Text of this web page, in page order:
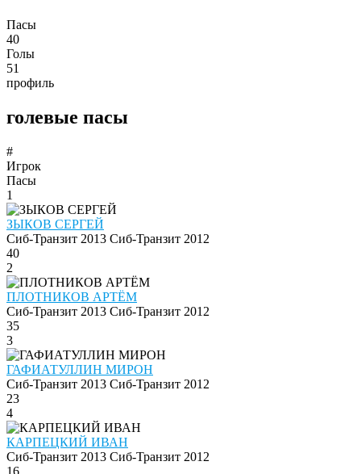
Пасы
40
Голы
51
профиль
голевые пасы
#
Игрок
Пасы
1
ЗЫКОВ СЕРГЕЙ
Сиб-Транзит 2013 Сиб-Транзит 2012
40
2
ПЛОТНИКОВ АРТЁМ
Сиб-Транзит 2013 Сиб-Транзит 2012
35
3
ГАФИАТУЛЛИН МИРОН
Сиб-Транзит 2013 Сиб-Транзит 2012
23
4
КАРПЕЦКИЙ ИВАН
Сиб-Транзит 2013 Сиб-Транзит 2012